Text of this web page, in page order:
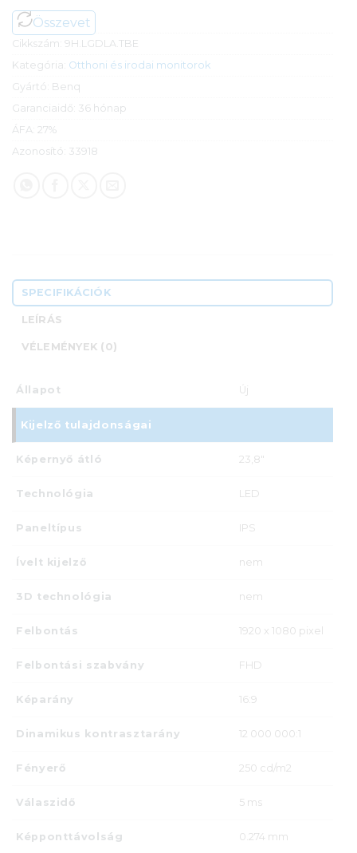
Összevet
Cikkszám: 9H.LGDLA.TBE
Kategória: Otthoni és irodai monitorok
Gyártó: Benq
Garanciaidő: 36 hónap
ÁFA: 27%
Azonosító: 33918
SPECIFIKÁCIÓK
LEÍRÁS
VÉLEMÉNYEK (0)
Állapot Új
Kijelző tulajdonságai
Képernyő átló 23,8"
Technológia LED
Paneltípus IPS
Ívelt kijelző nem
3D technológia nem
Felbontás 1920 x 1080 pixel
Felbontási szabvány FHD
Képarány 16:9
Dinamikus kontrasztarány 12 000 000:1
Fényerő 250 cd/m2
Válaszidő 5 ms
Képponttávolság 0.274 mm